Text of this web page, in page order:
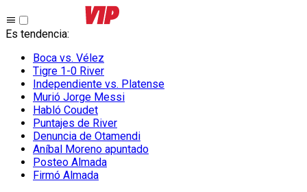
Es tendencia:
Boca vs. Vélez
Tigre 1-0 River
Independiente vs. Platense
Murió Jorge Messi
Habló Coudet
Puntajes de River
Denuncia de Otamendi
Aníbal Moreno apuntado
Posteo Almada
Firmó Almada